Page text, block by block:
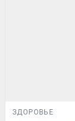
ЗДОРОВЬЕ